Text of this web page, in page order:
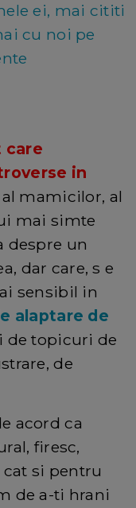
ei, mai cititi
cu noi pe
care
in
mamicilor, al
mai simte
despre un
dar care, s e
sensibil in
alaptare de
topicuri de
de
acord ca
firesc,
si pentru
de a-ti hrani